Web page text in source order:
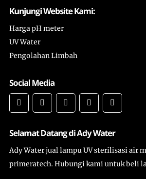
Kunjungi Website Kami:
Harga pH meter
UV Water
Pengolahan Limbah
Social Media
Selamat Datang di Ady Water
Ady Water jual lampu UV sterilisasi air
primeratech. Hubungi kami untuk beli